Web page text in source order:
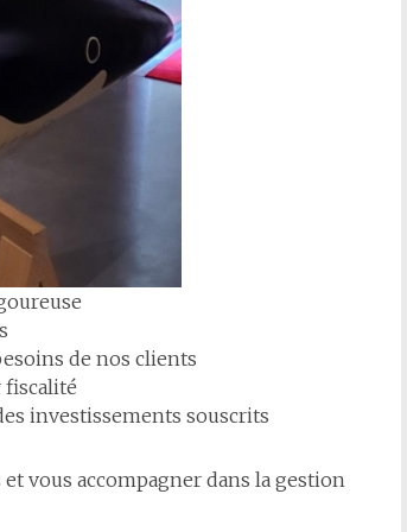
de nos clients
fiscalité
investissements souscrits
vous accompagner dans la gestion